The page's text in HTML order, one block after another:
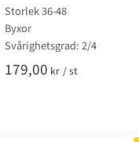
Storlek 36-48
Byxor
Svårighetsgrad: 2/4
179,00 kr /st